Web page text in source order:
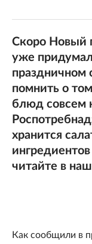
Скоро Новый
уже
праздничном
помнить о
блюд совсем
хранится
читайте в
Как сообщили в